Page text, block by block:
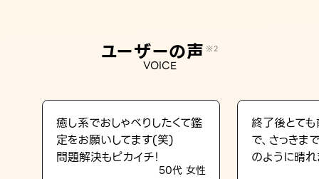
占い記事
ユーザーの声 ※2
VOICE
癒し系でおしゃべりしたくて鑑
定をお願いしてます(笑)
問題解決もピカイチ！
50代 女性
終了後とて
で、さっき
のように晴れ